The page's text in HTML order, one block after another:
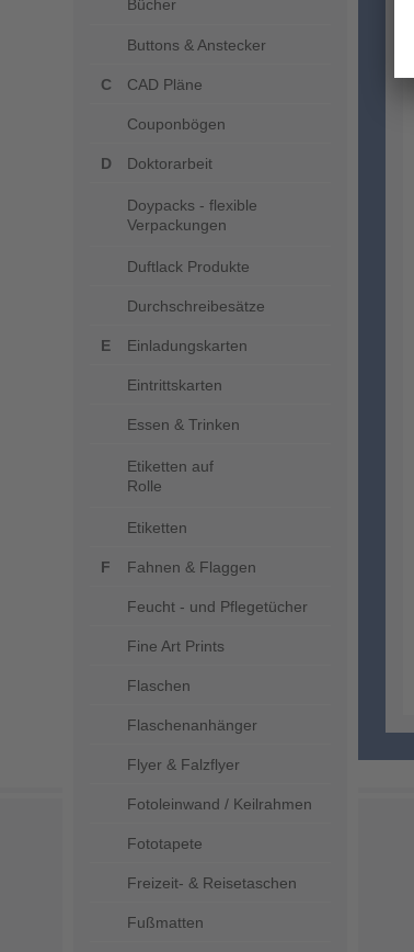
Bücher
Buttons & Anstecker
CAD Pläne
Couponbögen
Doktorarbeit
Doypacks - flexible
Verpackungen
Duftlack Produkte
Durchschreibesätze
Einladungskarten
Eintrittskarten
Essen & Trinken
Etiketten auf
Rolle
Etiketten
Fahnen & Flaggen
Feucht - und Pflegetücher
Fine Art Prints
Flaschen
Flaschenanhänger
Flyer & Falzflyer
Fotoleinwand / Keilrahmen
Fototapete
Freizeit- & Reisetaschen
Fußmatten